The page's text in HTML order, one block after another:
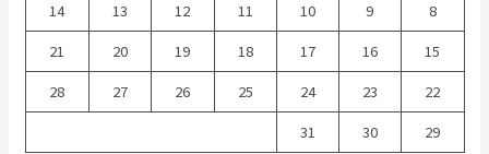
8
9
10
11
12
13
14
15
16
17
18
19
20
21
22
23
24
25
26
27
28
29
30
31